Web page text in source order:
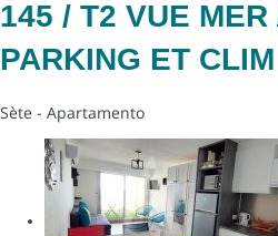
145 / T2 VUE MER
PARKING ET
Sète - Apartamento